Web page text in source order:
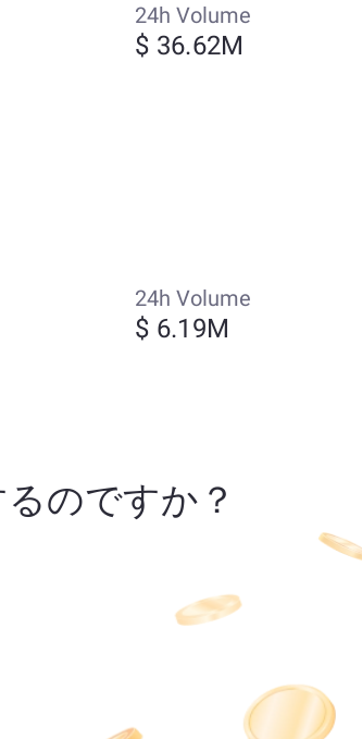
24h Volume
$ 36.62M
24h Volume
$ 6.19M
のですか？